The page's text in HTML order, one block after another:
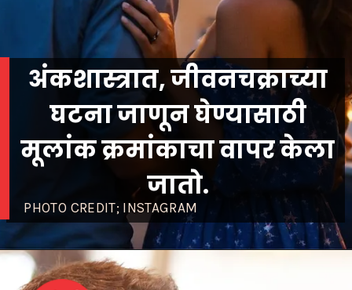
PHOTO CREDIT; INSTAGRAM
अंकशास्त्रात, जीवनचक्राच्या
घटना जाणून घेण्यासाठी
मूलांक क्रमांकाचा वापर केला
जातो.